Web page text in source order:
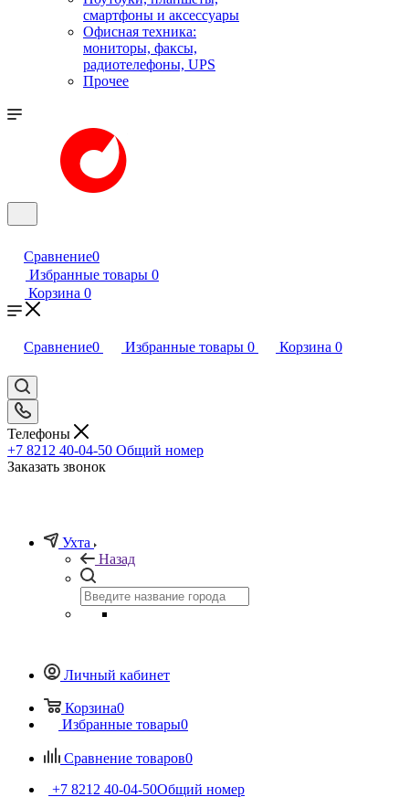
смартфоны и аксессуары
Офисная техника:
мониторы, факсы,
радиотелефоны, UPS
Прочее
Сравнение0
Избранные товары 0
Корзина 0
Сравнение0 Избранные товары 0 Корзина 0
Телефоны
+7 8212 40-04-50 Общий номер
Заказать звонок
Ухта
Назад
Личный кабинет
Корзина0
Избранные товары0
Сравнение товаров0
+7 8212 40-04-50Общий номер